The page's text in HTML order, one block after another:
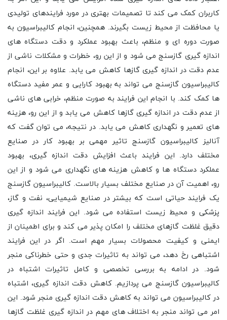
کاربران کمک می کند تا تصمیمات بهتری در مورد فرایندهای تولیدی
یا محافظت از محیط زیست بگیرند. همچنین، انجام کالیبراسیون به
صورت دوره ای و منظم، باعث بهبود عملکرد و دقت دستگاه های
اندازه گیری گازسنج می شود و از این رو، خطرات و مشکلات ناشی از
عدم دقت در اندازه گیری گازها کاهش می یابد. علاوه بر این، انجام
کالیبراسیون گازسنج می تواند به بهبود کارایی و عمر مفید دستگاه
ها کمک کند. با انجام این فرایند به صورت منظم، خرابی های ناشی
از عدم دقت در اندازه گیری گازها کاهش می یابد و از این رو، هزینه
های تعمیر و نگهداری کاهش می یابد. در نتیجه، می توان گفت که
آنالیز کالیبراسیون گازسنج تاثیر مهمی بر بهبود کار در صنایع
مختلف دارد. این فرایند باعث افزایش دقت اندازه گیری، بهبود
عملکرد دستگاه ها و کاهش هزینه های نگهداری می شود و از این
رو، اهمیت آن در صنایع مختلف بسیار بالاست. کالیبراسیون گازسنج
یک فرایند حیاتی است که بیشتر در صنایع شیمیایی، نفت و گاز،
پزشکی و محیط زیست استفاده می شود. این فرایند اندازه گیری
دقیق غلظت گازهای مختلف را امکان پذیر می کند و برای اطمینان از
ایمنی و کیفیت محصولات بسیار مهم است. اگر در این فرایند
اشتباهی رخ دهد، می تواند به تاثیرات جدی و حتی خطرناکی منجر
شود. در ادامه به بررسی تخصصی و کامل تاثیرات اشتباه در
کالیبراسیون گازسنج می پردازیم. کاهش دقت اندازه گیری، اشتباه
در کالیبراسیون می تواند به کاهش دقت اندازه گیری منجر شود. این
امر می تواند منجر به اختلاف های مهم در اندازه گیری غلظت گازها